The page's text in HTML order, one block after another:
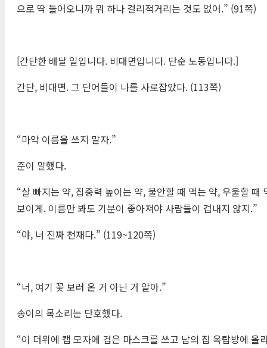
으로 딱 들어오니까 뭐 하나 걸리적거리는 것도 없어.” (91쪽)
[간단한 배달 일입니다. 비대면입니다. 단순 노동입니다.]
간단, 비대면. 그 단어들이 나를 사로잡았다. (113쪽)
“마약 이름을 쓰지 말자.”
준이 말했다.
“살 빠지는 약, 집중력 높이는 약, 불안할 때 먹는 약, 우울할
보이게. 이름만 봐도 기분이 좋아져야 사람들이 겁내지 않지.”
“야, 너 진짜 천재다.” (119~120쪽)
“너, 여기 꽃 보러 온 거 아닌 거 알아.”
송이의 목소리는 단호했다.
“이 더위에 캡 모자에 검은 마스크를 쓰고 남의 집 옥탑방에